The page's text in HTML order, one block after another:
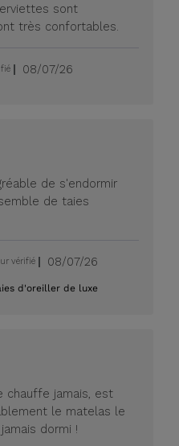
sont
très confortables.
Date
08/07/26
de s'endormir
de taies
vérifié
Date
publication
08/07/26
d'oreiller de luxe
chauffe jamais, est
le matelas le
dormi !